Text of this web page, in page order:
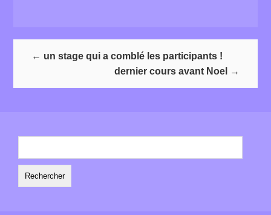
← un stage qui a comblé les participants !
dernier cours avant Noel
→